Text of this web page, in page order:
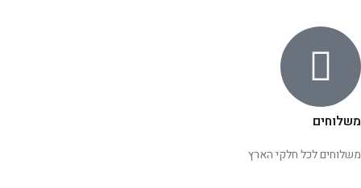
משלוחים
משלוחים לכל חלקי הארץ